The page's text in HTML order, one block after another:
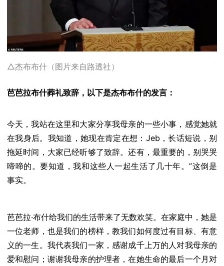
△杰布布什（图片来自路透社）
芭芭拉布什葬礼致辞，以下是杰布布什的发言：
今天，我站在这里和大家分享我母亲的一些小事，感觉她就
在我身后。我知道，她现在肯定在想：Jeb，长话短说，别
拖延时间，大家已经听够了致辞。还有，最重要的，别哭哭
啼啼的。要知道，我和这些人一起生活了几十年。”这倒是
事实。
芭芭拉·布什给我们的生活带来了无数欢笑。在家庭中，她是
一位老师，也是我们的榜样，教我们如何度过有目标、有意
义的一生。我代表我们一家，感谢成千上万的人对我母亲的
爱和慰问；谢谢我母亲的护理者，在她生命的最后一个月对